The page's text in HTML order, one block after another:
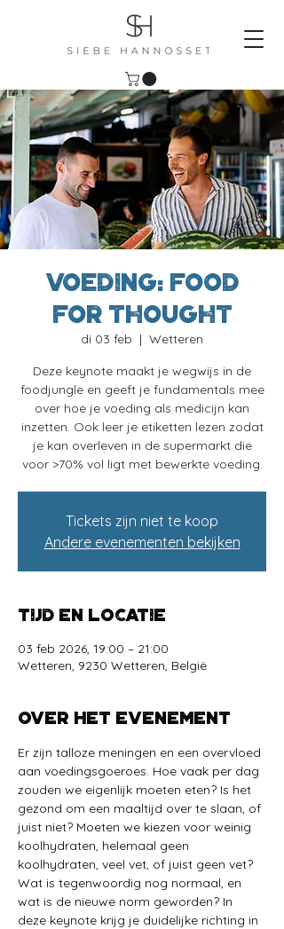
Voeding: Food
for thought
di 03 feb
  |
Wetteren
Deze keynote maakt je wegwijs in de
foodjungle en geeft je fundamentals mee
over hoe je voeding als medicijn kan
inzetten. Ook leer je etiketten lezen zodat
je kan overleven in de supermarkt die
voor >70% vol ligt met bewerkte voeding.
Tickets zijn niet te koop
Andere evenementen bekijken
Tijd en locatie
03 feb 2026, 19:00 – 21:00
Wetteren, 9230 Wetteren, België
Over het evenement
Er zijn talloze meningen en een overvloed
aan voedingsgoeroes. Hoe vaak per dag
zouden we eigenlijk moeten eten? Is het
gezond om een maaltijd over te slaan, of
juist niet? Moeten we kiezen voor weinig
koolhydraten, helemaal geen
koolhydraten, veel vet, of juist geen vet?
Wat is tegenwoordig nog normaal, en
wat is de nieuwe norm geworden? In
deze keynote krijg je duidelijke richting in